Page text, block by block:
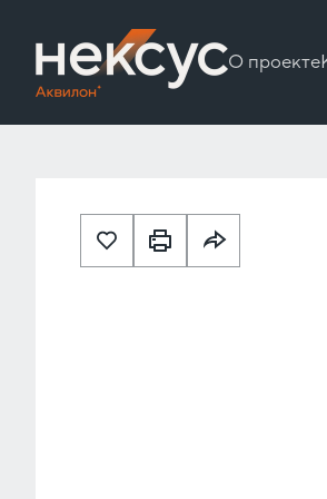
О проекте
1-комнатная 39.6 м 229